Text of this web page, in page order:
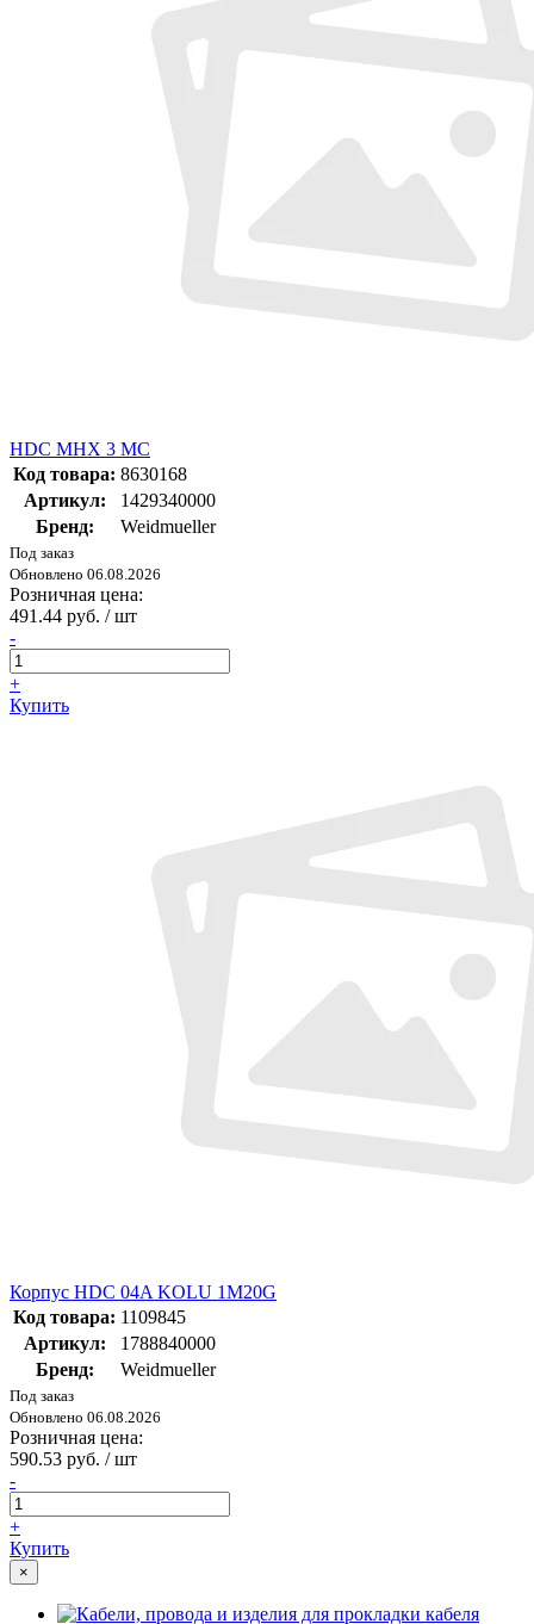
HDC MHX 3 MC
Код товара: 8630168
Артикул:
1429340000
Бренд:
Weidmueller
Под заказ
Обновлено 06.08.2026
Розничная цена:
491.44 руб. / шт
-
+
Купить
Корпус HDC 04A KOLU 1M20G
Код товара: 1109845
Артикул:
1788840000
Бренд:
Weidmueller
Под заказ
Обновлено 06.08.2026
Розничная цена:
590.53 руб. / шт
-
+
Купить
×